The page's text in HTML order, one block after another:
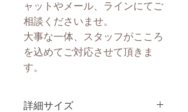
ャットやメール、ラインにてご
相談くださいませ。
大事な一体、スタッフがこころ
を込めてご対応させて頂きま
す。
詳細サイズ